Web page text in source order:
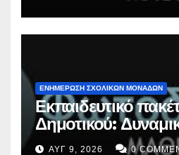
ΕΝΗΜΕΡΩΣΗ ΣΧΟΛΙΚΩΝ ΜΟΝΑΔΩΝ
Εκπαιδευτικό
Δημοτικού:
ισορροπίες
ΑΥΓ 9, 2026 0